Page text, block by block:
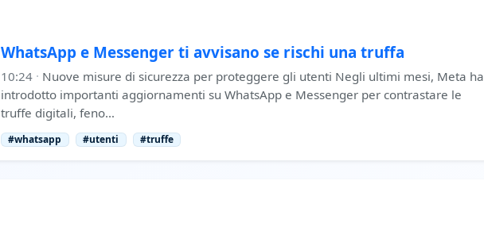
WhatsApp e Messenger ti avvisano se rischi una truffa
10:24 · Nuove misure di sicurezza per proteggere gli utenti Negli ultimi mesi, Meta ha
introdotto importanti aggiornamenti su WhatsApp e Messenger per contrastare le
truffe digitali, feno…
#whatsapp #utenti #truffe